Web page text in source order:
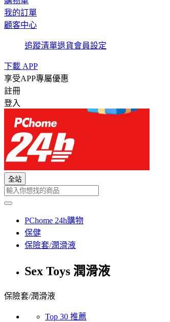
我的訂單
顧客中心
追蹤清單退貨會員設定
下載 APP
享受APP專屬優惠
註冊
登入
全站
PChome 24h購物
保健
保險套/潤滑液
Sex Toys 潤滑液
保險套/潤滑液
Top 30 推薦